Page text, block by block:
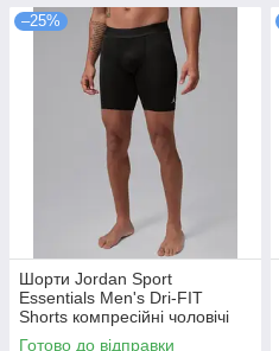
–25%
Шорти Jordan Sport
Essentials Men's Dri-FIT
Shorts компресійні чоловічі
чорні оригінал (IF0897-010)
Готово до відправки